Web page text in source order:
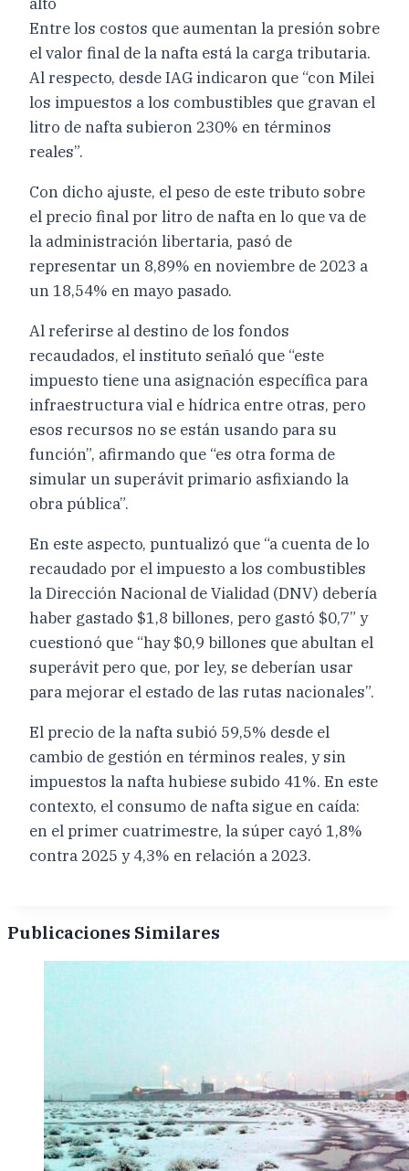
Entre los costos que aumentan la presión sobre
el valor final de la nafta está la carga tributaria.
Al respecto, desde IAG indicaron que “con Milei
los impuestos a los combustibles que gravan el
litro de nafta subieron 230% en términos
reales”.
Con dicho ajuste, el peso de este tributo sobre
el precio final por litro de nafta en lo que va de
la administración libertaria, pasó de
representar un 8,89% en noviembre de 2023 a
un 18,54% en mayo pasado.
Al referirse al destino de los fondos
recaudados, el instituto señaló que “este
impuesto tiene una asignación específica para
infraestructura vial e hídrica entre otras, pero
esos recursos no se están usando para su
función”, afirmando que “es otra forma de
simular un superávit primario asfixiando la
obra pública”.
En este aspecto, puntualizó que “a cuenta de lo
recaudado por el impuesto a los combustibles
la Dirección Nacional de Vialidad (DNV) debería
haber gastado $1,8 billones, pero gastó $0,7” y
cuestionó que “hay $0,9 billones que abultan el
superávit pero que, por ley, se deberían usar
para mejorar el estado de las rutas nacionales”.
El precio de la nafta subió 59,5% desde el
cambio de gestión en términos reales, y sin
impuestos la nafta hubiese subido 41%. En este
contexto, el consumo de nafta sigue en caída:
en el primer cuatrimestre, la súper cayó 1,8%
contra 2025 y 4,3% en relación a 2023.
Publicaciones Similares